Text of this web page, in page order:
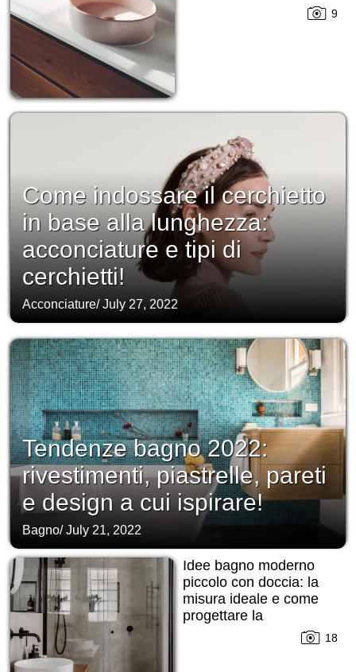
9
Come indossare il cerchietto
in base alla lunghezza:
acconciature e tipi di
cerchietti!
Acconciature/July 27, 2022
Tendenze bagno 2022:
rivestimenti, piastrelle, pareti
e design a cui ispirare!
Bagno/July 21, 2022
Idee bagno moderno
piccolo con doccia: la
misura ideale e come
progettare la
18